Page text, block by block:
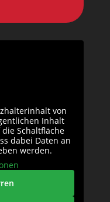
von
Inhalt
Schaltfläche
dabei Daten an
werden.